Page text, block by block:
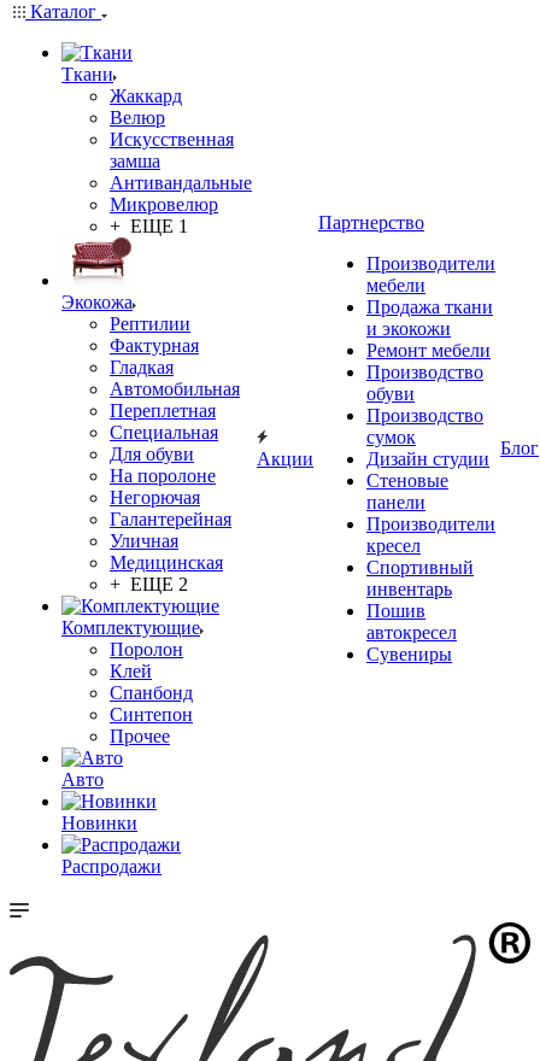
Каталог
Ткани
Жаккард
Велюр
Искусственная
замша
Антивандальные
Микровелюр
+ ЕЩЕ 1
Экокожа
Рептилии
Фактурная
Гладкая
Автомобильная
Переплетная
Специальная
Для обуви
На поролоне
Негорючая
Галантерейная
Уличная
Медицинская
+ ЕЩЕ 2
Комплектующие
Поролон
Клей
Спанбонд
Синтепон
Прочее
Авто
Новинки
Распродажи
Акции
Партнерство
Производители
мебели
Продажа ткани
и экокожи
Ремонт мебели
Производство
обуви
Производство
сумок
Дизайн студии
Стеновые
панели
Производители
кресел
Спортивный
инвентарь
Пошив
автокресел
Сувениры
Блог